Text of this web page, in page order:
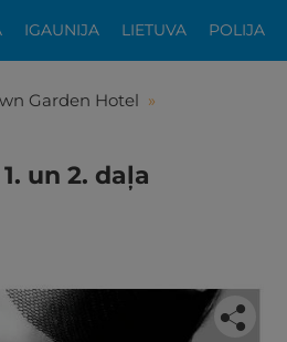
IGAUNIJA LIETUVA POLIJA
Garden Hotel »
un 2. daļa